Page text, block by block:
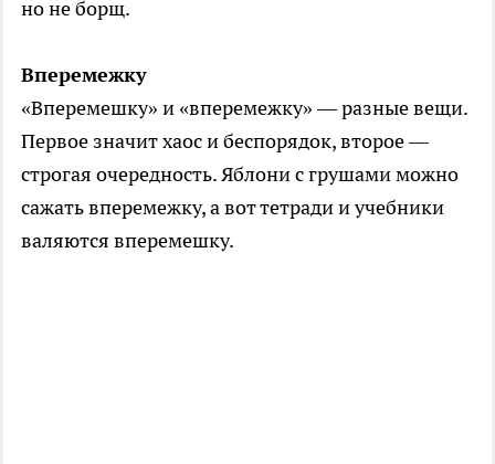
но не борщ.
Вперемежку
«Вперемешку» и «вперемежку» — разные вещи.
Первое значит хаос и беспорядок, второе —
строгая очередность. Яблони с грушами можно
сажать вперемежку, а вот тетради и учебники
валяются вперемешку.